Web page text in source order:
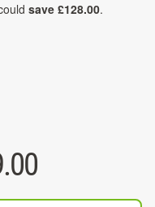
save £128.00.